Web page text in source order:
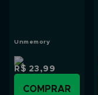
Unmemory
R$ 23,99
COMPRAR